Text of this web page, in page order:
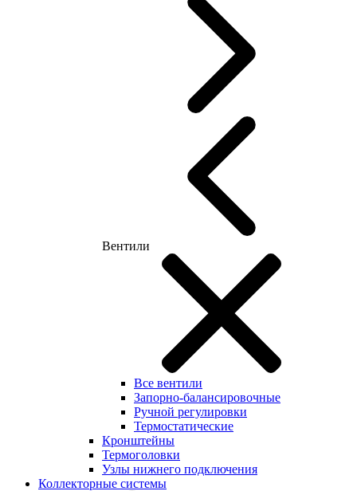
Вентили
Все вентили
Запорно-балансировочные
Ручной регулировки
Термостатические
Кронштейны
Термоголовки
Узлы нижнего подключения
Коллекторные системы